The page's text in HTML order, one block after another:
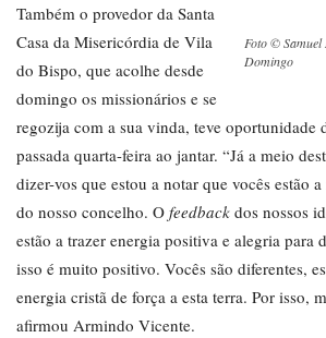
Foto © Samuel
Domingo
Também o provedor da Santa
Casa da Misericórdia de Vila
do Bispo, que acolhe desde
domingo os missionários e se
regozija com a sua vinda, teve oportunidade
passada quarta-feira ao jantar. “Já a meio
dizer-vos que estou a notar que vocês estão
do nosso concelho. O feedback dos nossos
estão a trazer energia positiva e alegria para
isso é muito positivo. Vocês são diferentes,
energia cristã de força a esta terra. Por isso,
afirmou Armindo Vicente.